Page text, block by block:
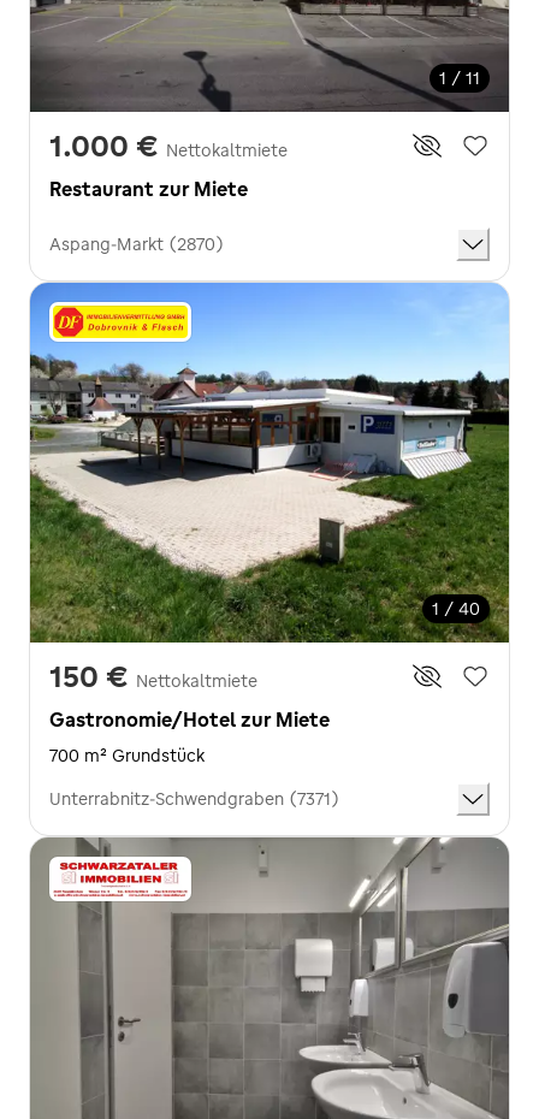
1 / 11
1.000 € Nettokaltmiete
Restaurant zur Miete
Aspang-Markt (2870)
1 / 40
150 € Nettokaltmiete
Gastronomie/Hotel zur Miete
700 m² Grundstück
Unterrabnitz-Schwendgraben (7371)